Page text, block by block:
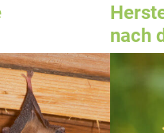
nach